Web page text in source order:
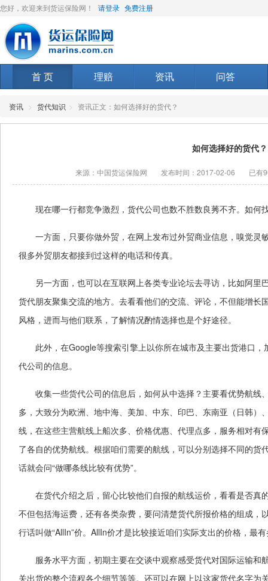
您好，欢迎来到货运保险网！ 请登录 免费注册
首 页 理赔 资讯 问答
资讯 > 货代知识 > 资讯正文：如何选择好的货代？
如何选择好的货代？
来源：中国货运保险网 发布时间：2017-02-06 已有
现在哪一行都竞争激烈，货代公司也数不胜数良莠不齐。如何
一方面，只要你做外贸，在网上发布过外贸商业信息，嗅觉灵
很多外贸朋友都接到过这样的电话和传真。
另一方面，也可以在互联网上各类专业论坛去寻访，比如阿
货代朋友聚集交流的地方。去看看他们的交流、评论，不但能增长
风格，进而与他们联系，了解情况酌情选择也是个好途径。
此外，在Google等搜索引擎上以你所在城市及主要出货港口
代公司的信息。
收集一些货代公司的信息后，如何从中选择？主要看优势航线
多，大致分为欧洲、地中海、美加、中东、印巴、东南亚（日韩）
线，在这些主营航线上船次多、价格优惠、代理点多，服务相对有
了各自的优势航线。根据咱们需要的航线，可以分别选择不同的货
话就会问“做哪条线比较有优势”。
在货代介绍之后，留心比较他们自报的航线运价，看看是否真
不但包括海运费，还有各类杂费，要问清楚货代所报价格的组成，
行话叫做“AllIn”价。AllIn价才是比较接近咱们实际支出的价格，最
服务水平方面，初期主要在交谈中观察感受货代对国际运输和
关出货的整个流程各个细节等等。还可以在网上以这家货代名字为